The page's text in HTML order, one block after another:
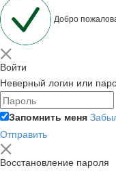
Добро
Войти
Неверный логин или
Запомнить меня
Отправить
Восстановление пароля